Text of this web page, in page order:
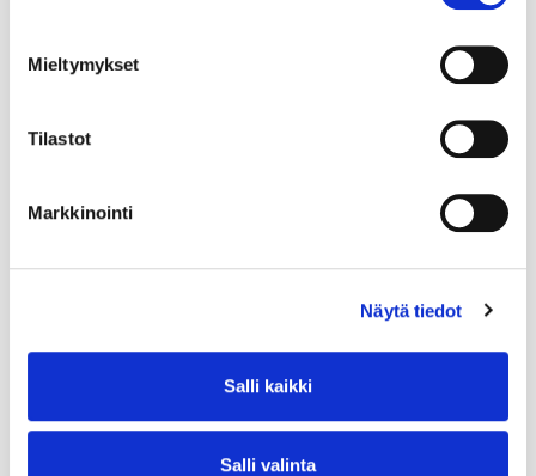
Mieltymykset
Tilastot
Markkinointi
Näytä tiedot
Salli kaikki
Salli valinta